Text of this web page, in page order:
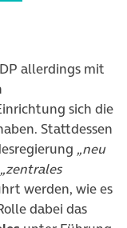
allerdings mit
sich die
Stattdessen
„neu
„zentrales
werden, wie es
dabei das